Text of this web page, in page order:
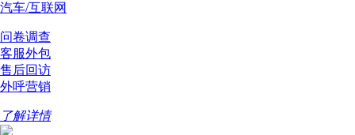
汽车/互联网
问卷调查
客服外包
售后回访
外呼营销
了解详情